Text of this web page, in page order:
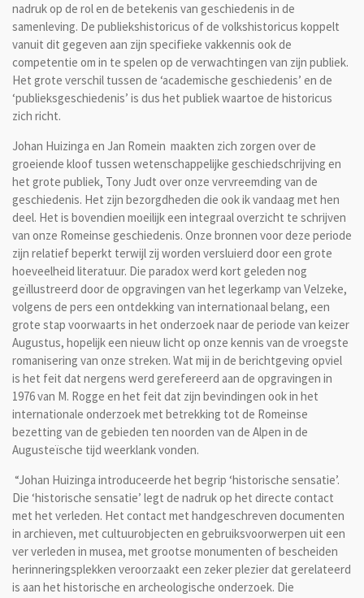
nadruk op de rol en de betekenis van geschiedenis in de
samenleving. De publiekshistoricus of de volkshistoricus koppelt
vanuit dit gegeven aan zijn specifieke vakkennis ook de
competentie om in te spelen op de verwachtingen van zijn publiek.
Het grote verschil tussen de ‘academische geschiedenis’ en de
‘publieksgeschiedenis’ is dus het publiek waartoe de historicus
zich richt.
Johan Huizinga en Jan Romein maakten zich zorgen over de
groeiende kloof tussen wetenschappelijke geschiedschrijving en
het grote publiek, Tony Judt overonze vervreemding van de
geschiedenis. Het zijn bezorgdheden die ook ik vandaag met hen
deel. Het is bovendien moeilijk een integraal overzicht te schrijven
van onze Romeinse geschiedenis. Onze bronnen voor deze periode
zijn relatief beperkt terwijl zij worden versluierd door een grote
hoeveelheid literatuur. Die paradox werd kort geleden nog
geïllustreerd door de opgravingen van het legerkamp van Velzeke,
volgens de pers een ontdekking van internationaal belang, een
grote stap voorwaarts in het onderzoek naar de periode van keizer
Augustus, hopelijk een nieuw licht op onze kennis van de vroegste
romanisering van onze streken. Wat mij in de berichtgeving opviel
is het feit dat nergens werd gerefereerd aan de opgravingen in
1976 van M. Rogge en het feit dat zijn bevindingen ook in het
internationale onderzoek met betrekking tot de Romeinse
bezetting van de gebieden ten noorden van de Alpen in de
Augusteïsche tijd weerklank vonden.
“Johan Huizinga introduceerde het begrip ‘historische sensatie’.
Die ‘historische sensatie’ legt de nadruk op het directe contact
met het verleden. Het contact met handgeschreven documenten
in archieven, met cultuurobjecten en gebruiksvoorwerpen uit een
ver verleden in musea, met grootse monumenten of bescheiden
herinneringsplekken veroorzaakt een zeker plezier dat gerelateerd
is aan het historische en archeologische onderzoek. Die